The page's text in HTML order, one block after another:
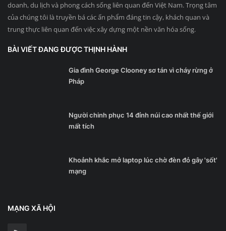
doanh, du lịch và phong cách sống liên quan đến Việt Nam. Trọng tâm
của chúng tôi là truyền bá các ấn phẩm đáng tin cậy, khách quan và
trung thực liên quan đến việc xây dựng một nền văn hóa sống.
BÀI VIẾT ĐANG ĐƯỢC THỊNH HÀNH
Gia đình George Clooney sơ tán vì cháy rừng ở
Pháp
Người chinh phục 14 đỉnh núi cao nhất thế giới
mất tích
Khoảnh khắc mở laptop lúc chờ đèn đỏ gây 'sốt'
mạng
MẠNG XÃ HỘI